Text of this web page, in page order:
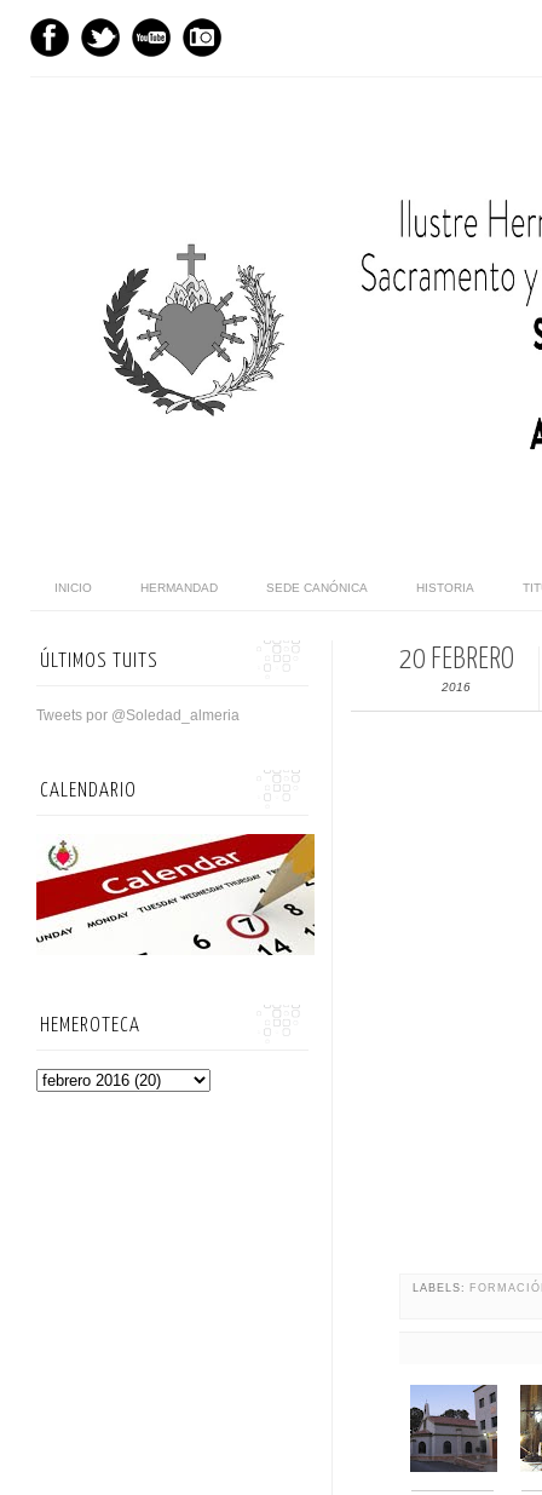
INICIO HERMANDAD SEDE CANÓNICA HISTORIA
20 FEBRERO
2016
LABELS:
ÚLTIMOS TUITS
Tweets por @Soledad_almeria
CALENDARIO
HEMEROTECA